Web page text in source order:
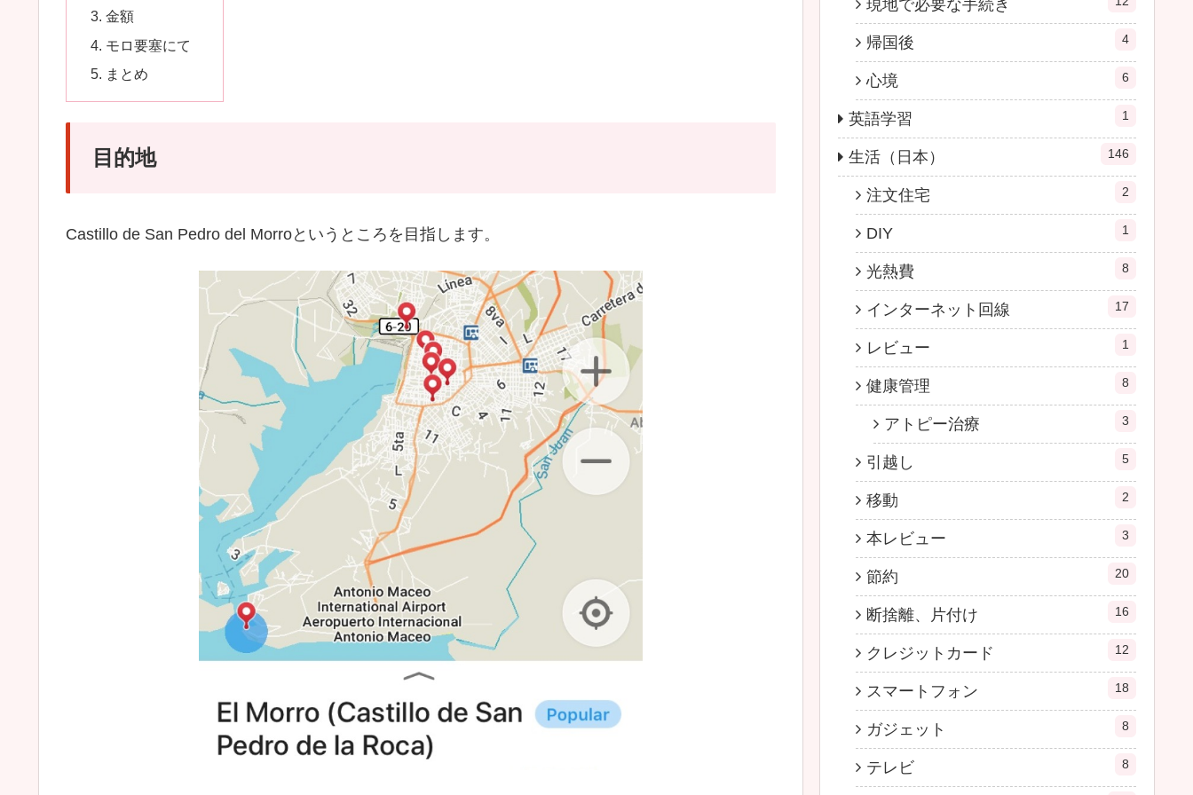
金額
モロ要塞にて
まとめ
目的地
Castillo de San Pedro del Morroというところを目指します。
現地で必要な手続き
帰国後 4
心境 6
英語学習 1
生活（日本） 146
注文住宅 2
DIY 1
光熱費 8
インターネット回線 17
レビュー 1
健康管理 8
アトピー治療 3
引越し 5
移動 2
本レビュー 3
節約 20
断捨離、片付け 16
クレジットカード 12
スマートフォン 18
ガジェット 8
テレビ 8